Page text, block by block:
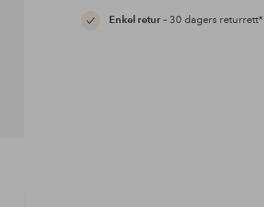
Enkel retur– 30 dagers returrett*